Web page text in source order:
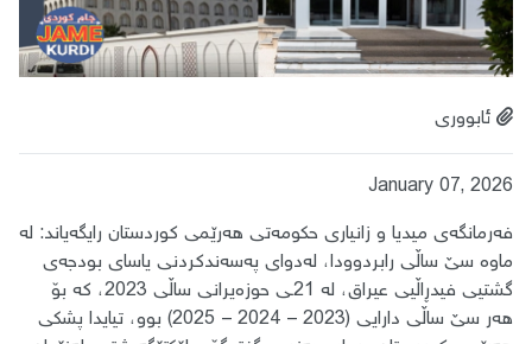
ئابووری
January 07, 2026
فەرمانگەی میدیا و زانیاری حكومەتی هەرێمی كوردستان رایگەیاند: لە
ماوە سێ ساڵی رابردوودا، لەدوای پەسەندكردنی یاسای بودجەی
گشتیی فیدڕاڵیی عیراق، لە 21ـی حوزەیرانی ساڵی 2023، كە بۆ
هەر سێ ساڵی دارایی (2023 – 2024 – 2025) بوو، تیایدا پشكی